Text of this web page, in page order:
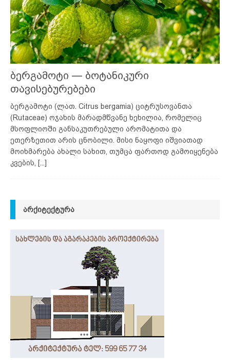
ბერგამოტი — ბოტანიკური
თავისებურებები
ბერგამოტი (ლათ. Citrus bergamia) ციტრუსოვანთა
(Rutaceae) ოჯახის მარადმწვანე ხეხილია, რომელიც
მსოფლიოში განსაკუთრებული არომატითა და
ეთერზეთით არის ცნობილი. მისი ნაყოფი იშვიათად
მოიხმარება ახალი სახით, თუმცა ფართოდ გამოიყენება
კვების, [...]
ᲐᲠᲥᲘᲢᲔᲥᲢᲣᲠᲐ